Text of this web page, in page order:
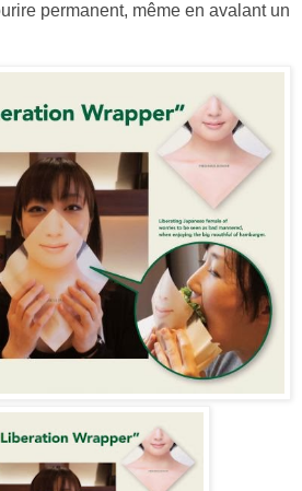
permanent, même en avalant un